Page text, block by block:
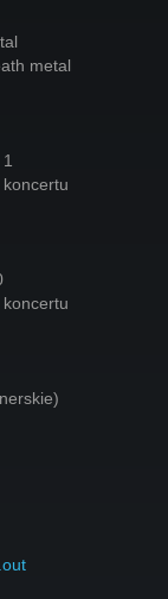
metal
koncertu
koncertu